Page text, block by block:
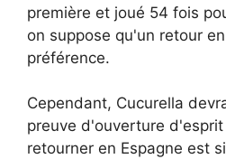
première et joué 54 fois
on suppose qu'un retour
préférence.
Cependant, Cucurella
preuve d'ouverture
retourner en Espagne est